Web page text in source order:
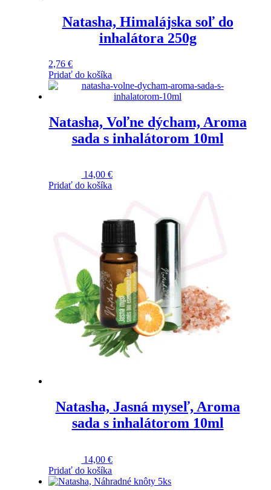
Natasha, Himalájska soľ do
inhalátora 250g
2,76€
Pridať do košíka
Natasha, Voľne dýcham, Aroma
sada s inhalátorom 10ml
14,00€
Pridať do košíka
Natasha, Jasná myseľ, Aroma
sada s inhalátorom 10ml
14,00€
Pridať do košíka